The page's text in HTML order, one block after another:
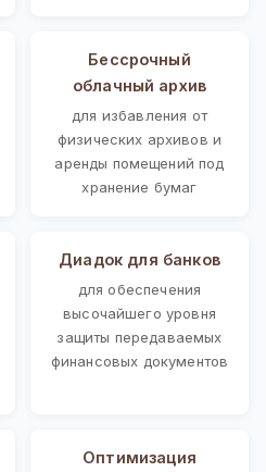
Бессрочный
облачный архив
для избавления от
физических архивов и
аренды помещений под
хранение бумаг
Диадок для банков
для обеспечения
высочайшего уровня
защиты передаваемых
финансовых документов
Оптимизация